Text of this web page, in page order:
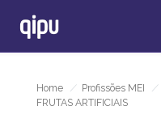
Home / Profissões MEI /
FRUTAS ARTIFICIAIS